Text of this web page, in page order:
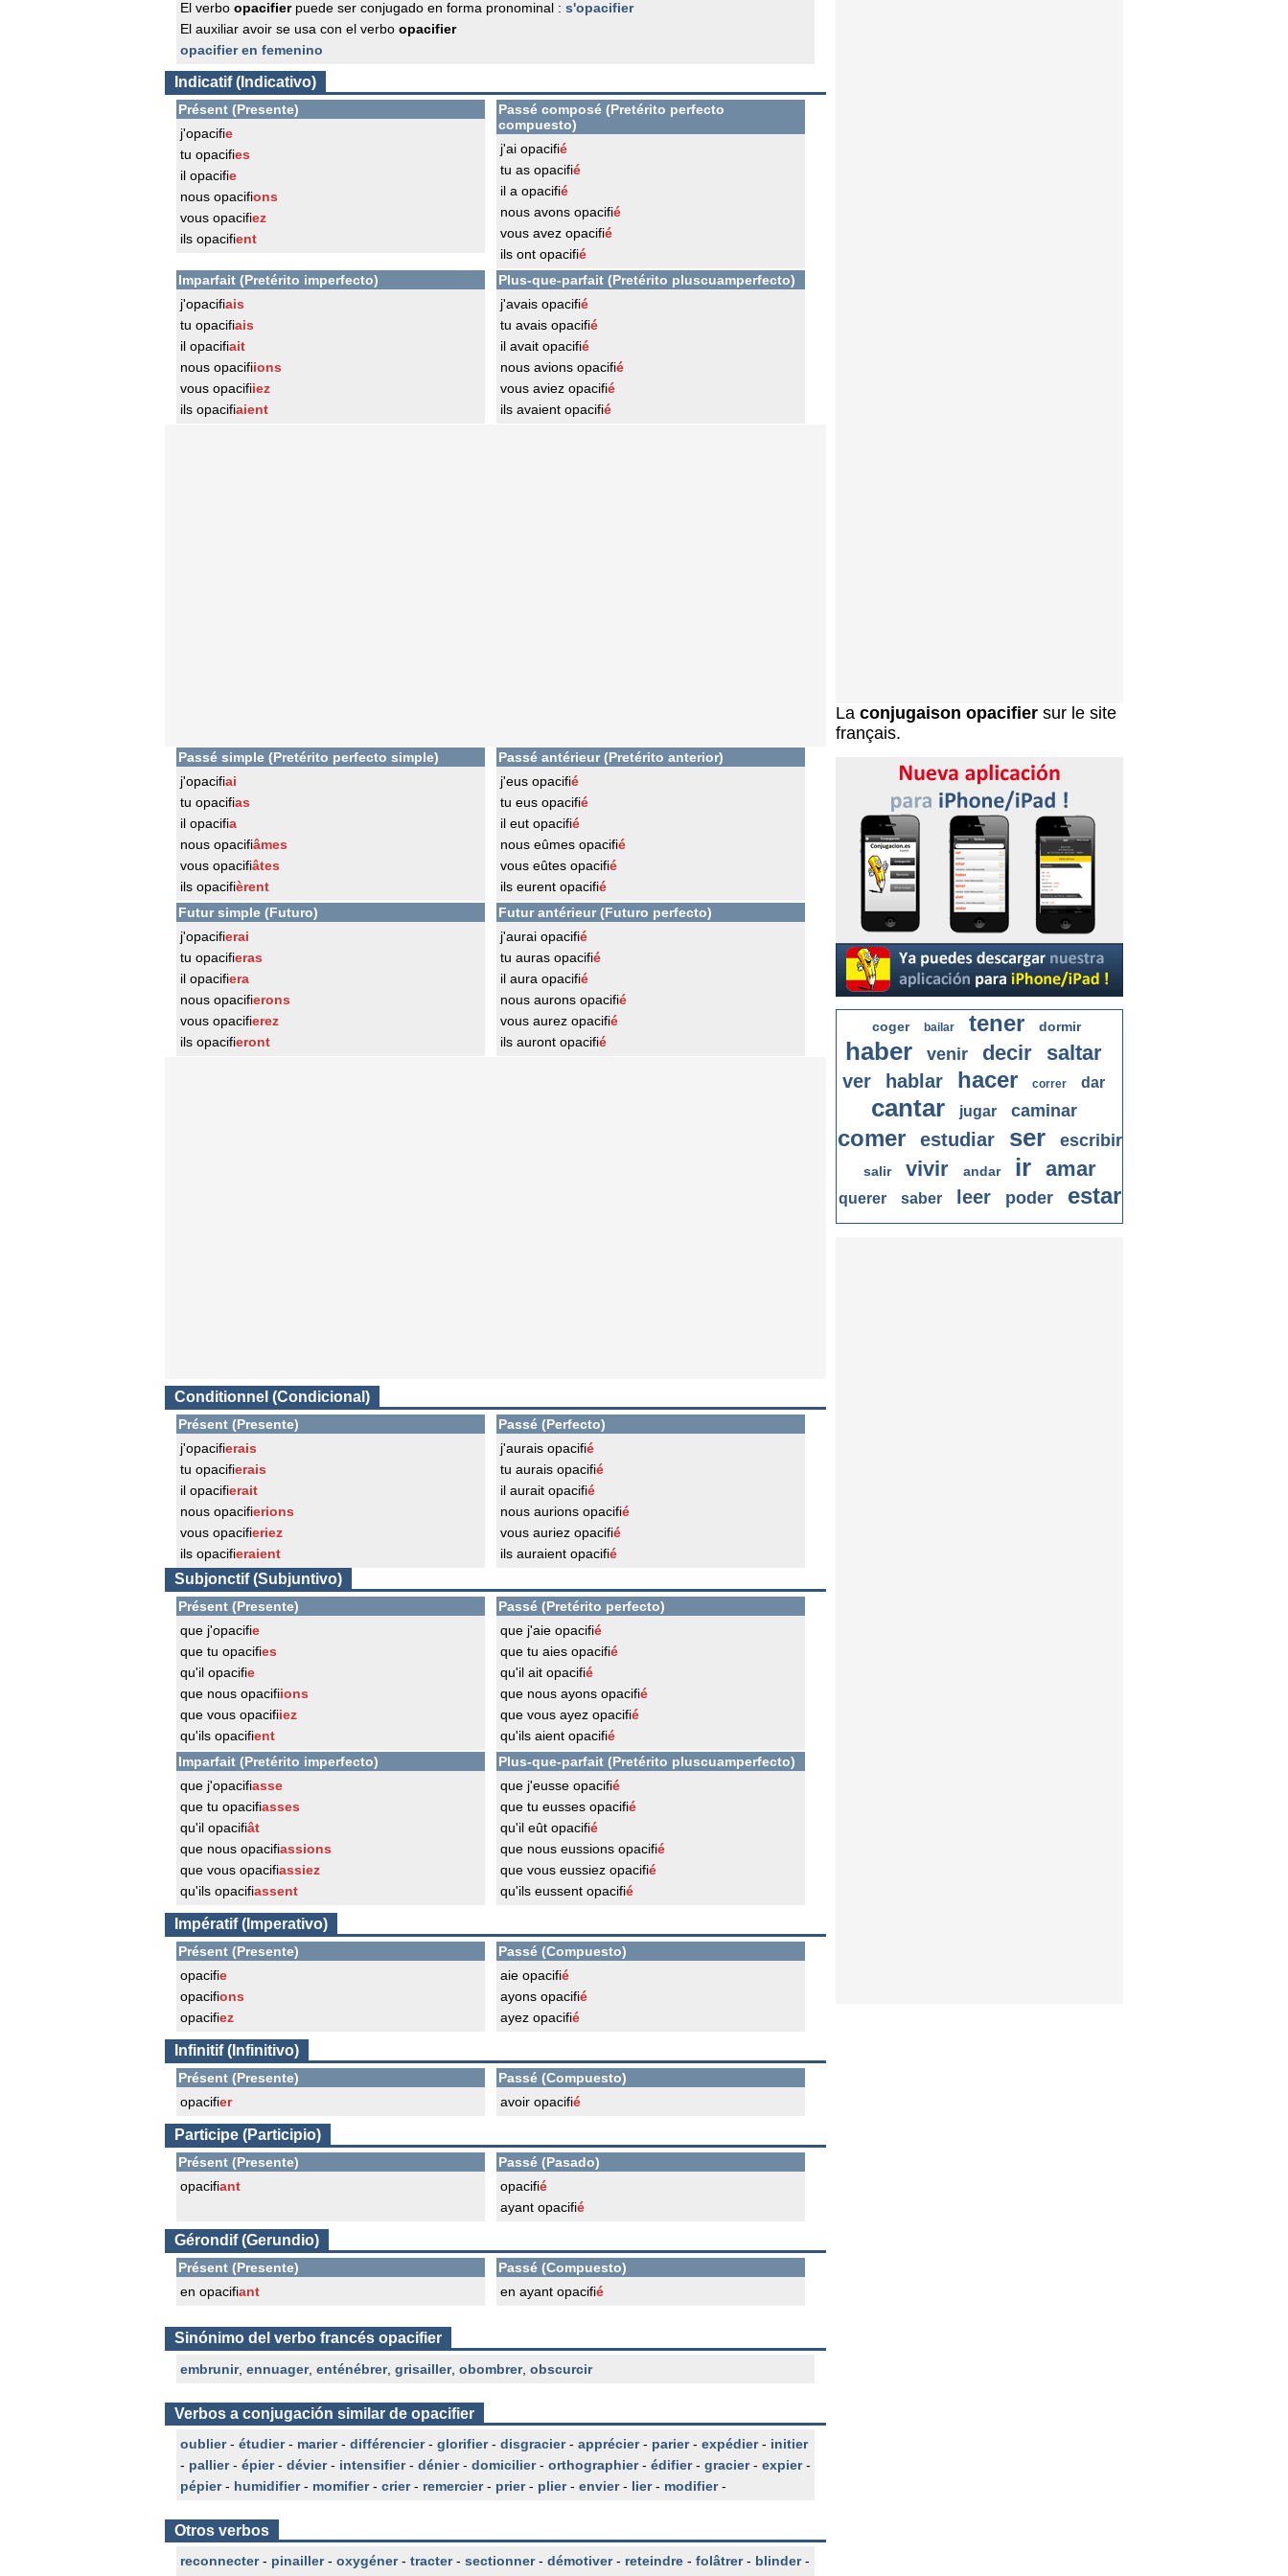
El verbo opacifierpuede ser conjugado en forma pronominal : s'opacifier
El auxiliar avoir se usa con el verbo opacifier
opacifier en femenino
Indicatif (Indicativo)
Présent (Presente)
j'opacifie
tu opacifies
il opacifie
nous opacifions
vous opacifiez
ils opacifient
Passé composé (Pretérito perfecto
compuesto)
j'ai opacifié
tu as opacifié
il a opacifié
nous avons opacifié
vous avez opacifié
ils ont opacifié
Imparfait (Pretérito imperfecto)
j'opacifiais
tu opacifiais
il opacifiait
nous opacifiions
vous opacifiiez
ils opacifiaient
Plus-que-parfait (Pretérito pluscuamperfecto)
j'avais opacifié
tu avais opacifié
il avait opacifié
nous avions opacifié
vous aviez opacifié
ils avaient opacifié
Passé simple (Pretérito perfecto simple)
j'opacifiai
tu opacifias
il opacifia
nous opacifiâmes
vous opacifiâtes
ils opacifièrent
Passé antérieur (Pretérito anterior)
j'eus opacifié
tu eus opacifié
il eut opacifié
nous eûmes opacifié
vous eûtes opacifié
ils eurent opacifié
Futur simple (Futuro)
j'opacifierai
tu opacifieras
il opacifiera
nous opacifierons
vous opacifierez
ils opacifieront
Futur antérieur (Futuro perfecto)
j'aurai opacifié
tu auras opacifié
il aura opacifié
nous aurons opacifié
vous aurez opacifié
ils auront opacifié
Conditionnel (Condicional)
Présent (Presente)
j'opacifierais
tu opacifierais
il opacifierait
nous opacifierions
vous opacifieriez
ils opacifieraient
Passé (Perfecto)
j'aurais opacifié
tu aurais opacifié
il aurait opacifié
nous aurions opacifié
vous auriez opacifié
ils auraient opacifié
Subjonctif (Subjuntivo)
Présent (Presente)
que j'opacifie
que tu opacifies
qu'il opacifie
que nous opacifiions
que vous opacifiiez
qu'ils opacifient
Passé (Pretérito perfecto)
que j'aie opacifié
que tu aies opacifié
qu'il ait opacifié
que nous ayons opacifié
que vous ayez opacifié
qu'ils aient opacifié
Imparfait (Pretérito imperfecto)
que j'opacifiasse
que tu opacifiasses
qu'il opacifiât
que nous opacifiassions
que vous opacifiassiez
qu'ils opacifiassent
Plus-que-parfait (Pretérito pluscuamperfecto)
que j'eusse opacifié
que tu eusses opacifié
qu'il eût opacifié
que nous eussions opacifié
que vous eussiez opacifié
qu'ils eussent opacifié
Impératif (Imperativo)
Présent (Presente)
opacifie
opacifions
opacifiez
Passé (Compuesto)
aie opacifié
ayons opacifié
ayez opacifié
Infinitif (Infinitivo)
Présent (Presente)
opacifier
Passé (Compuesto)
avoir opacifié
Participe (Participio)
Présent (Presente)
opacifiant
Passé (Pasado)
opacifié
ayant opacifié
Gérondif (Gerundio)
Présent (Presente)
en opacifiant
Passé (Compuesto)
en ayant opacifié
Sinónimo del verbo francés opacifier
embrunir, ennuager, enténébrer, grisailler, obombrer, obscurcir
Verbos a conjugación similar de opacifier
oublier- étudier- marier- différencier- glorifier- disgracier- apprécier- parier- expédier- initier
- pallier- épier- dévier- intensifier- dénier- domicilier- orthographier- édifier- gracier- expier-
pépier- humidifier- momifier- crier- remercier- prier- plier- envier- lier- modifier-
Otros verbos
reconnecter- pinailler- oxygéner- tracter- sectionner- démotiver- reteindre - folâtrer- blinder-
La conjugaison opacifier sur le site
français.
coger bailar tener dormir
haber venir decir saltar
ver hablar hacer correr dar
cantar jugar caminar
comer estudiar ser escribir
salir vivir andar ir amar
querer saber leer poder estar